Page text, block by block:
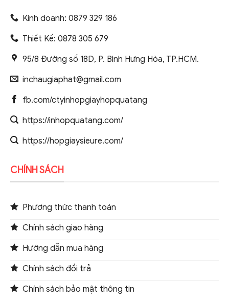
Kinh doanh: 0879 329 186
Thiết Kế: 0878 305 679
95/8 Đường số 18D, P. Bình Hưng Hòa, TP.HCM.
inchaugiaphat@gmail.com
fb.com/ctyinhopgiayhopquatang
https://inhopquatang.com/
https://hopgiaysieure.com/
CHÍNH SÁCH
Phương thức thanh toán
Chính sách giao hàng
Hướng dẫn mua hàng
Chính sách đổi trả
Chính sách bảo mật thông tin